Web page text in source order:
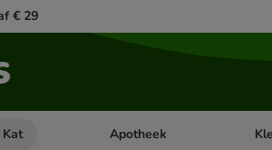
€ 29
categorie menu: Hond
Kat Open categorie menu: Kat
Apotheek